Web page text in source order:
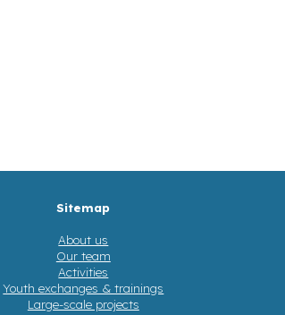
Sitemap
About us
Our team
Activities
Youth exchanges & trainings
Large-scale projects